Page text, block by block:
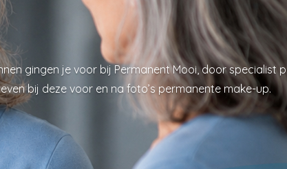
gingen je voor bij Permanent Mooi, door specialist
bij deze voor en na foto’s permanente make-up.